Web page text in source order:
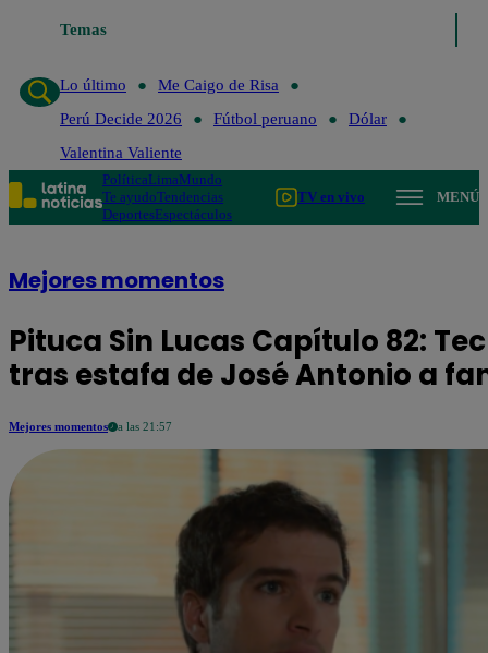
Temas
Lo último
Lo último
Me Caigo de Risa
Perú Decide 2026
Fútbol peruano
Dólar
Valentina Valiente
PolíticaLimaMundo
Te ayudoTendencias
DeportesEspectáculos
TV en vivo MENÚ
Mejores momentos
Pituca Sin Lucas Capítulo 82:
tras estafa de José Antonio a
Mejores momentos a las 21:57